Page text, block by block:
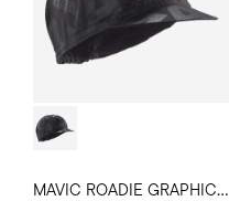
M
AVIC ROADIE GRAPHIC dviratininko kepurė